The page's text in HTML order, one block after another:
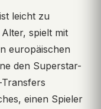
leicht zu
spielt mit
europäischen
den Superstar-
einen Spieler